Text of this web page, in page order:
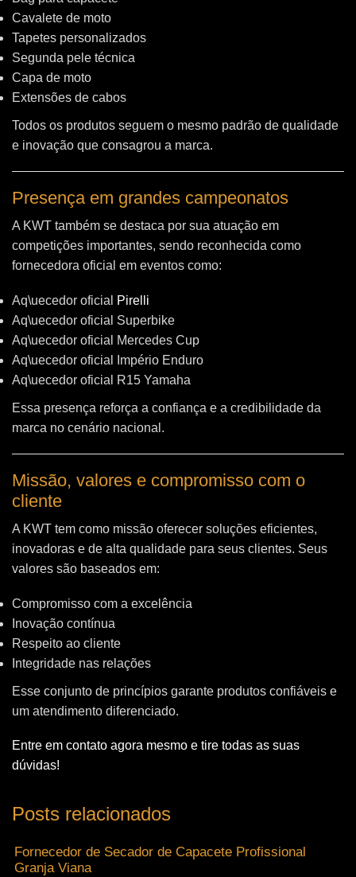
Cavalete de moto
Tapetes personalizados
Segunda pele técnica
Capa de moto
Extensões de cabos
Todos os produtos seguem o mesmo padrão de qualidade
e inovação que consagrou a marca.
Presença em grandes campeonatos
A KWT também se destaca por sua atuação em
competições importantes, sendo reconhecida como
fornecedora oficial em eventos como:
Aq\uecedor oficial
Pirelli
Aq\uecedor oficial Superbike
Aq\uecedor oficial Mercedes Cup
Aq\uecedor oficial Império Enduro
Aq\uecedor oficial R15 Yamaha
Essa presença reforça a confiança e a credibilidade da
marca no cenário nacional.
Missão, valores e compromisso com o
cliente
A KWT tem como missão oferecer soluções eficientes,
inovadoras e de alta qualidade para seus clientes. Seus
valores são baseados em:
Compromisso com a excelência
Inovação contínua
Respeito ao cliente
Integridade nas relações
Esse conjunto de princípios garante produtos confiáveis e
um atendimento diferenciado.
Entre em contato agora mesmo e tire todas as suas
dúvidas!
Posts relacionados
Fornecedor de Secador de Capacete Profissional
Granja Viana